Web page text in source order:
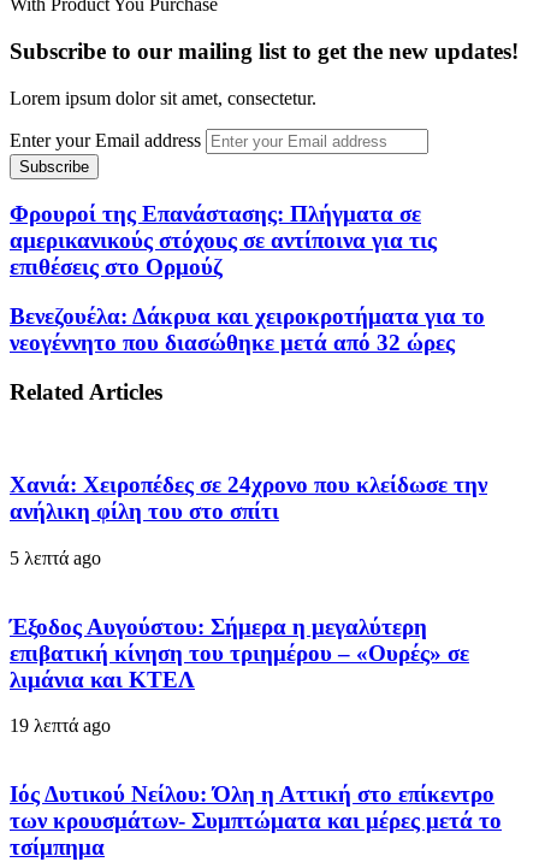
With Product You Purchase
Subscribe to our mailing list to get the new updates!
Lorem ipsum dolor sit amet, consectetur.
Enter your Email address
Φρουροί της Επανάστασης: Πλήγματα σε
αμερικανικούς στόχους σε αντίποινα για τις
επιθέσεις στο Ορμούζ
Βενεζουέλα: Δάκρυα και χειροκροτήματα για το
νεογέννητο που διασώθηκε μετά από 32 ώρες
Related Articles
Χανιά: Χειροπέδες σε 24χρονο που κλείδωσε την
ανήλικη φίλη του στο σπίτι
5 λεπτά ago
Έξοδος Αυγούστου: Σήμερα η μεγαλύτερη
επιβατική κίνηση του τριημέρου – «Ουρές» σε
λιμάνια και ΚΤΕΛ
19 λεπτά ago
Ιός Δυτικού Νείλου: Όλη η Αττική στο επίκεντρο
των κρουσμάτων- Συμπτώματα και μέρες μετά το
τσίμπημα